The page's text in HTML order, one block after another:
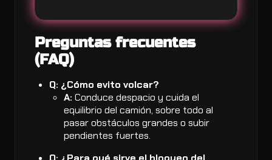
Preguntas frecuentes
(FAQ)
Q: ¿Cómo evito volcar?
A: Conduce despacio y cuida el
equilibrio del camión, sobre todo al
pasar obstáculos grandes o subir
pendientes fuertes.